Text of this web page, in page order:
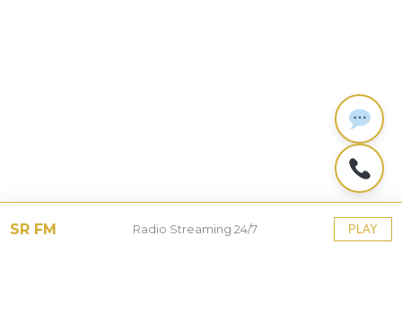
SR FM Radio Streaming 24/7 PLAY